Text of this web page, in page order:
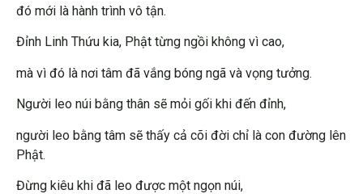
đó mới là hành trình vô tận.
Đỉnh Linh Thứu kia, Phật từng ngồi không vì cao,
mà vì đó là nơi tâm đã vắng bóng ngã và vọng tưởng.
Người leo núi bằng thân sẽ mỏi gối khi đến đỉnh,
người leo bằng tâm sẽ thấy cả cõi đời chỉ là con đường lên
Phật.
Đừng kiêu khi đã leo được một ngọn núi,